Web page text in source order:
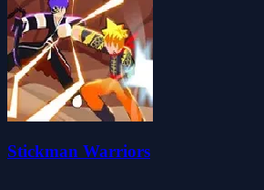
Stickman Warriors